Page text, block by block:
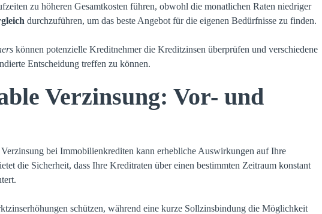
zu höheren Gesamtkosten führen, obwohl die monatlichen Raten niedriger
durchzuführen, um das beste Angebot für die eigenen Bedürfnisse zu finden.
können potenzielle Kreditnehmer die Kreditzinsen überprüfen und verschiedene
Entscheidung treffen zu können.
Verzinsung: Vor- und
bei Immobilienkrediten kann erhebliche Auswirkungen auf Ihre
die Sicherheit, dass Ihre Kreditraten über einen bestimmten Zeitraum konstant
schützen, während eine kurze Sollzinsbindung die Möglichkeit